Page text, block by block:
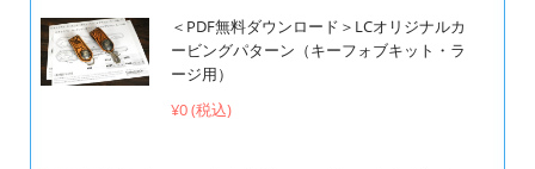
＜PDF無料ダウンロード＞LCオリジナルカ
ービングパターン（キーフォブキット・ラ
ージ用）
¥0 (税込)